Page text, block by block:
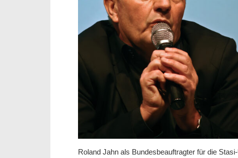
Roland Jahn als Bundesbeauftragter für die